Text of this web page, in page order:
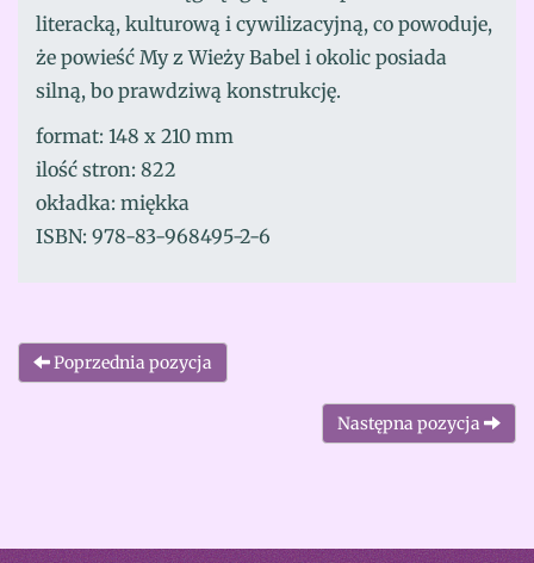
literacką, kulturową i cywilizacyjną, co powoduje,
że powieść My z Wieży Babel i okolic posiada
silną, bo prawdziwą konstrukcję.
format: 148 x 210 mm
ilość stron: 822
okładka: miękka
ISBN: 978-83-968495-2-6
Poprzednia pozycja
Następna pozycja